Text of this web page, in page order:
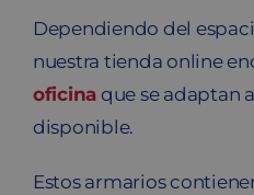
Dependiendo del
nuestra tienda online
oficina que se adaptan
disponible.
Estos armarios